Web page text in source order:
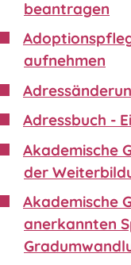
beantragen
aufnehmen
Adressbuch -
Akademische
der
Akademische
anerkannten